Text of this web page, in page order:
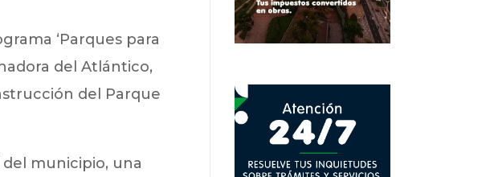
‘Parques para
del Atlántico,
del Parque
municipio, una